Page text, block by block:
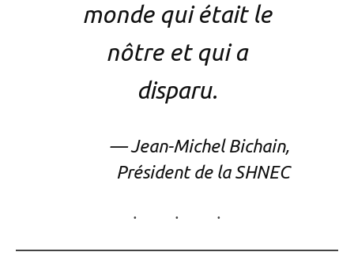
monde qui était le
nôtre et qui a
disparu.
— Jean-Michel Bichain,
Président de la SHNEC